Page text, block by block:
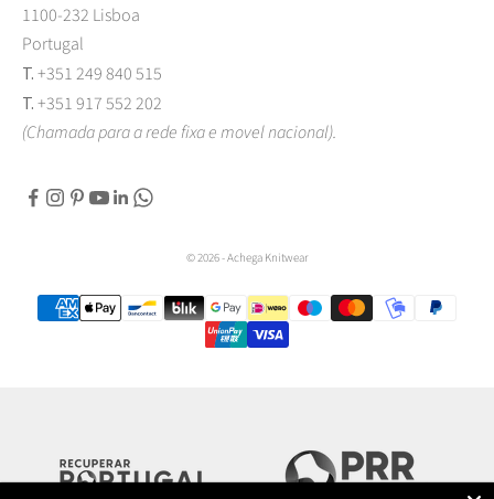
1100-232 Lisboa
Portugal
T. +351 249 840 515
T. +351 917 552 202
(Chamada para a rede fixa e movel nacional).
© 2026 - Achega Knitwear